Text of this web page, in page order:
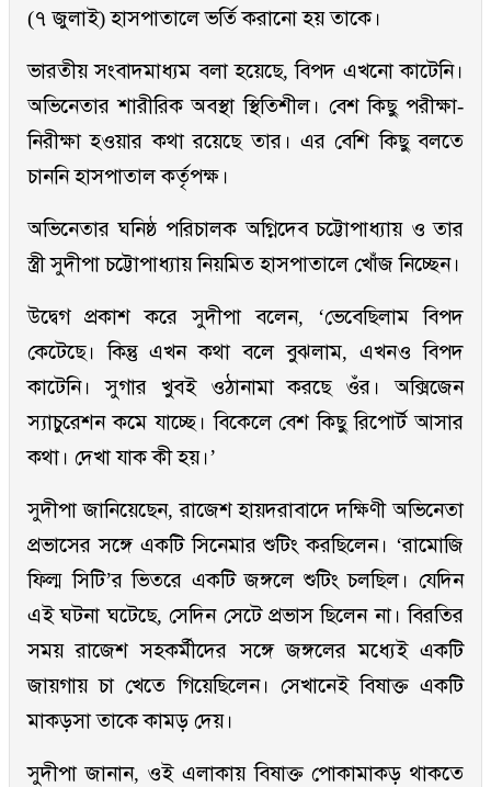
(৭ জুলাই) হাসপাতালে ভর্তি করানো হয় তাকে।
ভারতীয় সংবাদমাধ্যম বলা হয়েছে, বিপদ এখনো কাটেনি।
অভিনেতার শারীরিক অবস্থা স্থিতিশীল। বেশ কিছু পরীক্ষা-
নিরীক্ষা হওয়ার কথা রয়েছে তার। এর বেশি কিছু বলতে
চাননি হাসপাতাল কর্তৃপক্ষ।
অভিনেতার ঘনিষ্ঠ পরিচালক অগ্নিদেব চট্টোপাধ্যায় ও তার
স্ত্রী সুদীপা চট্টোপাধ্যায় নিয়মিত হাসপাতালে খোঁজ নিচ্ছেন।
উদ্বেগ প্রকাশ করে সুদীপা বলেন, ‘ভেবেছিলাম বিপদ
কেটেছে। কিন্তু এখন কথা বলে বুঝলাম, এখনও বিপদ
কাটেনি। সুগার খুবই ওঠানামা করছে ওঁর। অক্সিজেন
স্যাচুরেশন কমে যাচ্ছে। বিকেলে বেশ কিছু রিপোর্ট আসার
কথা। দেখা যাক কী হয়।’
সুদীপা জানিয়েছেন, রাজেশ হায়দরাবাদে দক্ষিণী অভিনেতা
প্রভাসের সঙ্গে একটি সিনেমার শুটিং করছিলেন। ‘রামোজি
ফিল্ম সিটি’র ভিতরে একটি জঙ্গলে শুটিং চলছিল। যেদিন
এই ঘটনা ঘটেছে, সেদিন সেটে প্রভাস ছিলেন না। বিরতির
সময় রাজেশ সহকর্মীদের সঙ্গে জঙ্গলের মধ্যেই একটি
জায়গায় চা খেতে গিয়েছিলেন। সেখানেই বিষাক্ত একটি
মাকড়সা তাকে কামড় দেয়।
সুদীপা জানান, ওই এলাকায় বিষাক্ত পোকামাকড় থাকতে